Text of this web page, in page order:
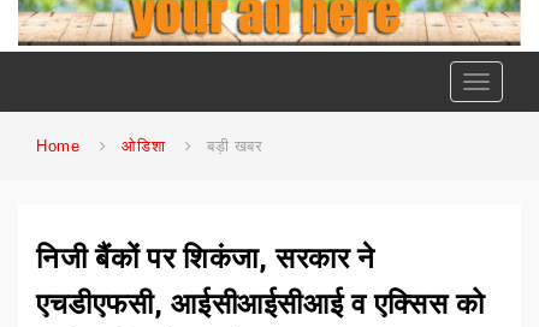
Toggle
Home ओडिशा बड़ी खबर
निजी बैंकों पर शिकंजा, सरकार ने
एचडीएफसी, आईसीआईसीआई व एक्सिस को